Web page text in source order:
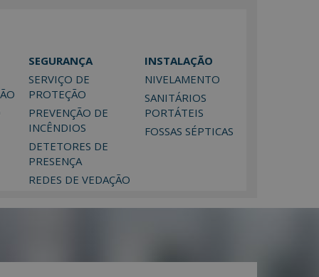
SEGURANÇA
SERVIÇO DE
PROTEÇÃO
PREVENÇÃO DE
INCÊNDIOS
DETETORES DE
PRESENÇA
REDES DE VEDAÇÃO
INSTALAÇÃO
NIVELAMENTO
SANITÁRIOS
PORTÁTEIS
FOSSAS SÉPTICAS